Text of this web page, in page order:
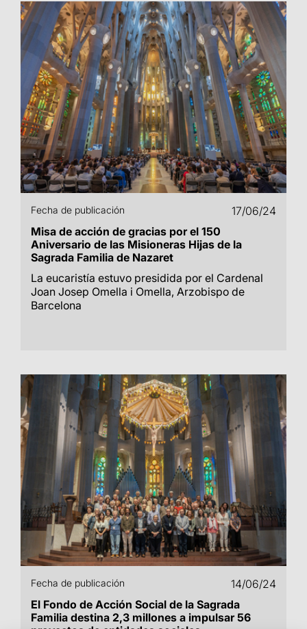
Fecha de publicación
17/06/24
Misa de acción de gracias por el 150
Aniversario de las Misioneras Hijas de la
Sagrada Familia de Nazaret
La eucaristía estuvo presidida por el Cardenal
Joan Josep Omella i Omella, Arzobispo de
Barcelona
Fecha de publicación
14/06/24
El Fondo de Acción Social de la Sagrada
Familia destina 2,3 millones a impulsar 56